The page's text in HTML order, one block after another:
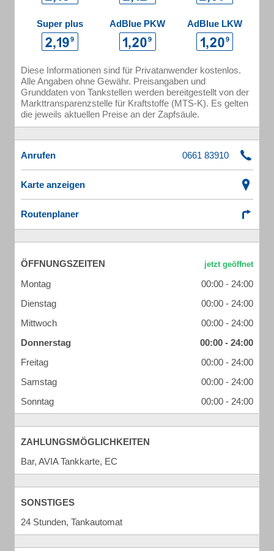
Super plus AdBlue PKW AdBlue LKW
Diese Informationen sind für Privatanwender kostenlos.
Alle Angaben ohne Gewähr. Preisangaben und
Grunddaten von Tankstellen werden bereitgestellt von der
Markttransparenzstelle für Kraftstoffe (MTS-K). Es gelten
die jeweils aktuellen Preise an der Zapfsäule.
Anrufen
Karte anzeigen
Routenplaner
ÖFFNUNGSZEITEN
Montag
00:00 - 24:00
Dienstag
00:00 - 24:00
Mittwoch
00:00 - 24:00
Donnerstag
00:00 - 24:00
Freitag
00:00 - 24:00
Samstag
00:00 - 24:00
Sonntag
00:00 - 24:00
ZAHLUNGSMÖGLICHKEITEN
Bar, AVIA Tankkarte, EC
SONSTIGES
24 Stunden, Tankautomat